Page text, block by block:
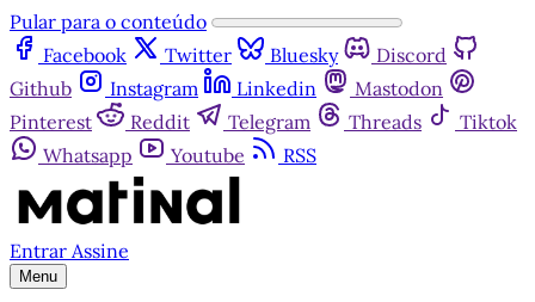
Pular para o conteúdo
Facebook
Twitter Bluesky
Discord
Github
Instagram Linkedin
Mastodon
Pinterest
Reddit Telegram Threads
Tiktok
Whatsapp
Youtube RSS
Entrar Assine
Menu